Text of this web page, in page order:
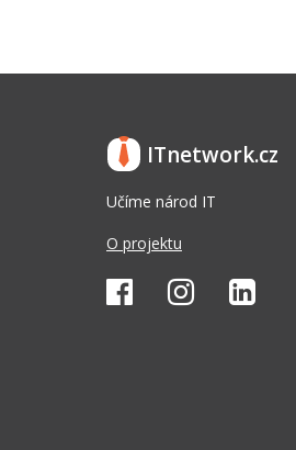
ITnetwork.cz
Učíme národ IT
O projektu